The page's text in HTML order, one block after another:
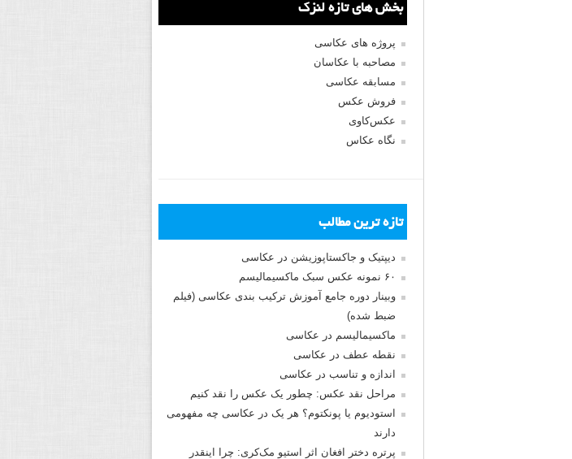
بخش های تازه لنزک
پروژه های عکاسی
مصاحبه با عکاسان
مسابقه عکاسی
فروش عکس
عکس‌کاوی
نگاه عکاس
تازه ترین مطالب
دیپتیک و جاکستا‌پوزیشن در عکاسی
۶۰ نمونه عکس سبک ماکسیمالیسم
وبینار دوره جامع آموزش ترکیب بندی عکاسی (فیلم
ضبط شده)
ماکسیمالیسم در عکاسی
نقطه عطف در عکاسی
اندازه و تناسب در عکاسی
مراحل نقد عکس: چطور یک عکس را نقد کنیم
استودیوم یا پونکتوم؟ هر یک در عکاسی چه مفهومی
دارند
پرتره دختر افغان اثر استیو مک‌کری: چرا اینقدر